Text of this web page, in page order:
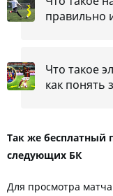
правильно
Что такое
как понять
Так же бесплатный
следующих БК
Для просмотра